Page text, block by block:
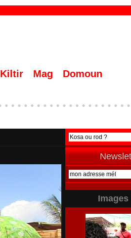
Kiltir Mag Domoun